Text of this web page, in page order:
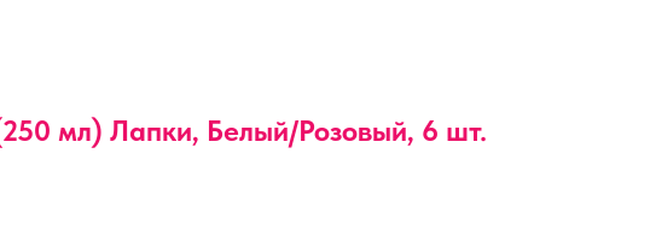
мл) Лапки, Белый/Розовый, 6 шт.